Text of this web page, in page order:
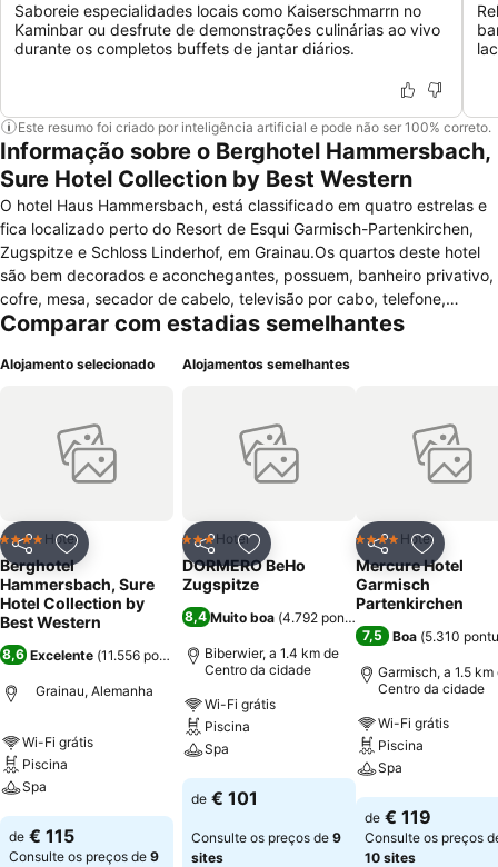
Saboreie especialidades locais como Kaiserschmarrn no
Kaminbar ou desfrute de demonstrações culinárias ao vivo
durante os completos buffets de jantar diários.
Este resumo foi criado por inteligência artificial e pode não ser 100% correto.
Informação sobre o Berghotel Hammersbach,
Sure Hotel Collection by Best Western
O hotel Haus Hammersbach, está classificado em quatro estrelas e
fica localizado perto do Resort de Esqui Garmisch-Partenkirchen,
Zugspitze e Schloss Linderhof, em Grainau.Os quartos deste hotel
são bem decorados e aconchegantes, possuem, banheiro privativo,
cofre, mesa, secador de cabelo, televisão por cabo, telefone,
acesso a internet, janelas com vista e espelho. Oferece uma grande
condicionado nas áreas comuns, acesso à Internet sem fio (alta
recepção 24 horas e serviços de lavagem a seco/lavanderia. Para o
lazer oferece, um restaurante, serviços de SPA, piscina interna,
sauna seca, sauna a vapor e uma academia de ginástica.Para os
bar.Animais domésticos são admitidos neste alojamento.
Comparar com estadias semelhantes
Alojamento selecionado
PartilharAdicionar aos favoritos
4 EstrelasHotel
Berghotel
Hammersbach, Sure
Hotel Collection by
Best Western
8,6 Excelente (11.556 pontuações)
Grainau, Alemanha
Wi-Fi grátis
Piscina
Spa
Ver preços
de € 115
Consulte os preços de 9
Alojamentos semelhantes
PartilharAdicionar aos favoritos
3 Estrelas
Hotel
DORMERO BeHo
Zugspitze
8,4Muito boa (4.792 pontuações
Biberwier, a 1.4 km de
Centro da cidade
Wi-Fi grátis
Piscina
Spa
Ver preços
de € 101
Consulte os preços de 9
sites
Partilhar
4 EstrelasHotel
Mercure Hotel
Garmisch
Partenkirchen
7,5 Boa (5.310
Garmisch, a 1.5 km
Centro da cidade
Wi-Fi grátis
Piscina
Spa
Ver preços
de € 119
Consulte os preços
10 sites